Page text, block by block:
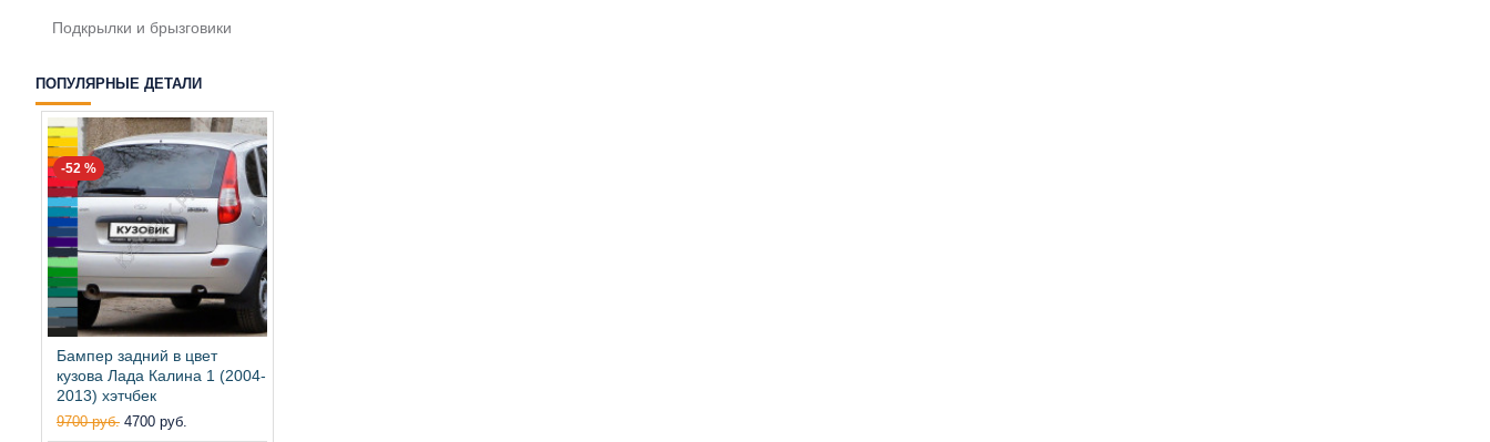
Подкрылки и брызговики
ПОПУЛЯРНЫЕ ДЕТАЛИ
-52 %
Бампер задний в цвет
кузова Лада Калина 1 (2004-
2013) хэтчбек
9700 руб. 4700 руб.